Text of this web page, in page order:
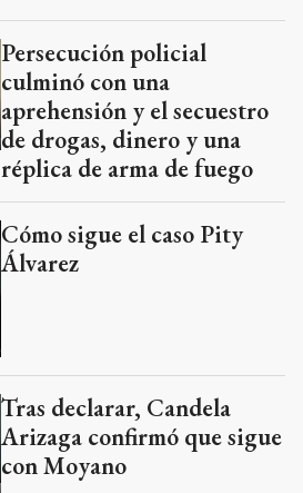
Persecución policial
culminó con una
aprehensión y el secuestro
de drogas, dinero y una
réplica de arma de fuego
Cómo sigue el caso Pity
Álvarez
Tras declarar, Candela
Arizaga confirmó que sigue
con Moyano